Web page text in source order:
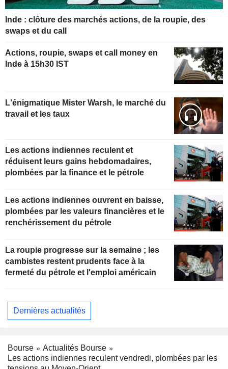
Inde : clôture des marchés actions, de la roupie, des
swaps et du call
Actions, roupie, swaps et call money en
Inde à 15h30 IST
L'énigmatique Mister Warsh, le marché du
travail et les taux
Les actions indiennes reculent et
réduisent leurs gains hebdomadaires,
plombées par la finance et le pétrole
Les actions indiennes ouvrent en baisse,
plombées par les valeurs financières et le
renchérissement du pétrole
La roupie progresse sur la semaine ; les
cambistes restent prudents face à la
fermeté du pétrole et l'emploi américain
Dernières actualités
Bourse
Actualités Bourse
Les actions indiennes reculent vendredi, plombées par les